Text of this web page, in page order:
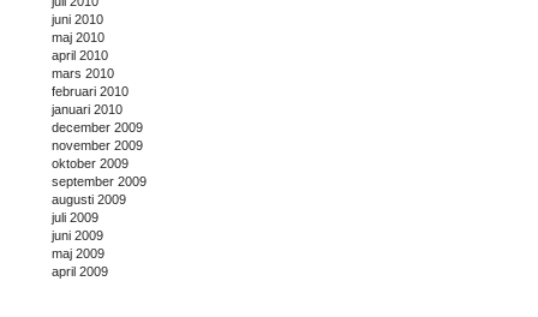
juni 2010
maj 2010
april 2010
mars 2010
februari 2010
januari 2010
december 2009
november 2009
oktober 2009
september 2009
augusti 2009
juli 2009
juni 2009
maj 2009
april 2009